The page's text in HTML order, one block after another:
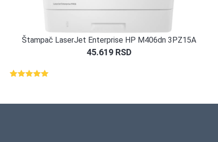
Štampač LaserJet Enterprise HP M406dn 3PZ15A
45.619 RSD
ocene